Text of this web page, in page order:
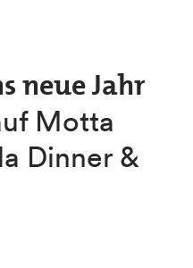
neue Jahr
Motta
Dinner &